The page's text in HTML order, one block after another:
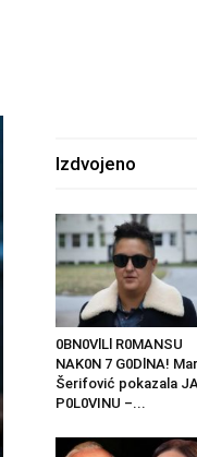
Izdvojeno
0BN0VlLl R0MANSU
NAK0N 7 G0DlNA!
Šerifović pokazala
P0L0VINU –...